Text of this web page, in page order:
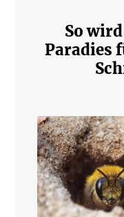
So
Paradies